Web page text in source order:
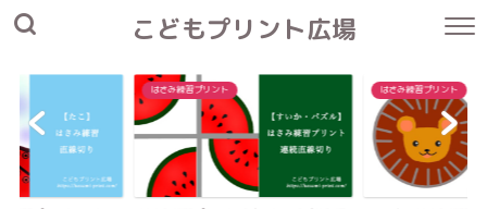
こどもプリント広場
はさみ練習プリント はさみ練習プリント